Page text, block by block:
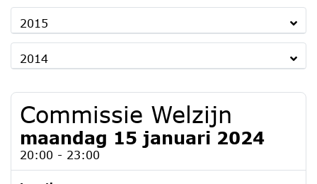
2015
2014
Commissie Welzijn
maandag 15 januari 2024
20:00 - 23:00